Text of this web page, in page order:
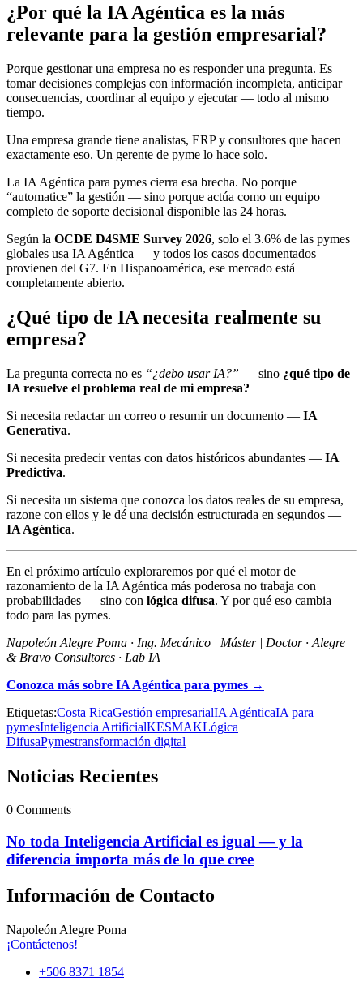
¿Por qué la IA Agéntica es la más
relevante para la gestión empresarial?
Porque gestionar una empresa no es responder una pregunta. Es
tomar decisiones complejas con información incompleta, anticipar
consecuencias, coordinar al equipo y ejecutar — todo al mismo
tiempo.
Una empresa grande tiene analistas, ERP y consultores que hacen
exactamente eso. Un gerente de pyme lo hace solo.
La IA Agéntica para pymes cierra esa brecha. No porque
“automatice” la gestión — sino porque actúa como un equipo
completo de soporte decisional disponible las 24 horas.
Según la OCDE D4SME Survey 2026, solo el 3.6% de las pymes
globales usa IA Agéntica — y todos los casos documentados
provienen del G7. En Hispanoamérica, ese mercado está
completamente abierto.
¿Qué tipo de IA necesita realmente su
empresa?
La pregunta correcta no es “¿debo usar IA?” — sino ¿qué tipo de
IA resuelve el problema real de mi empresa?
Si necesita redactar un correo o resumir un documento — IA
Generativa.
Si necesita predecir ventas con datos históricos abundantes — IA
Predictiva.
Si necesita un sistema que conozca los datos reales de su empresa,
razone con ellos y le dé una decisión estructurada en segundos —
IA Agéntica.
En el próximo artículo exploraremos por qué el motor de
razonamiento de la IA Agéntica más poderosa no trabaja con
probabilidades — sino con lógica difusa. Y por qué eso cambia
todo para las pymes.
Napoleón Alegre Poma · Ing. Mecánico | Máster | Doctor · Alegre
& Bravo Consultores · Lab IA
Conozca más sobre IA Agéntica para pymes →
Etiquetas:Costa RicaGestión empresarialIA AgénticaIA para
pymesInteligencia ArtificialKESMAKLógica
DifusaPymestransformación digital
Noticias Recientes
0 Comments
No toda Inteligencia Artificial es igual — y la
diferencia importa más de lo que cree
Información de Contacto
Napoleón Alegre Poma
¡Contáctenos!
+506 8371 1854